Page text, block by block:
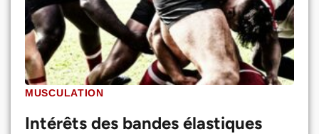
MUSCULATION
Intérêts des bandes élastiques